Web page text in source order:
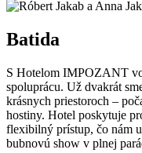
Batida
S Hotelom IMPOZANT
spoluprácu. Už dvakrát
krásnych priestoroch –
hostiny. Hotel poskytuje
flexibilný prístup, čo nám
bubnovú show v plnej